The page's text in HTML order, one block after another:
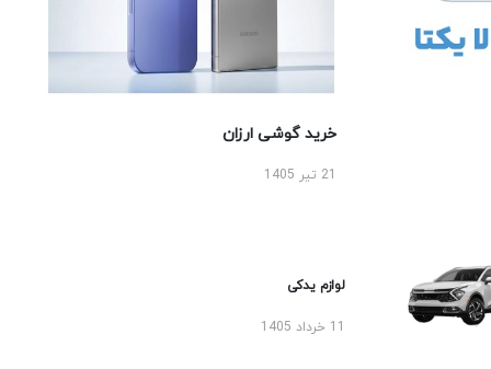
خرید گوشی ارزان
لوازم یدکی